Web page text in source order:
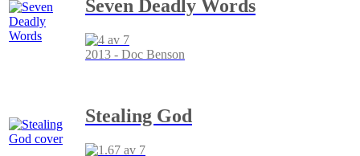
Seven Deadly Words
2013 - Doc Benson
Stealing God